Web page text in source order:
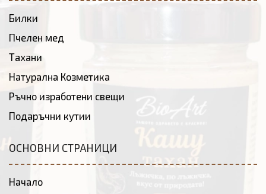
Билки
Пчелен мед
Тахани
Натурална Козметика
Ръчно изработени свещи
Подаръчни кутии
ОСНОВНИ СТРАНИЦИ
Начало